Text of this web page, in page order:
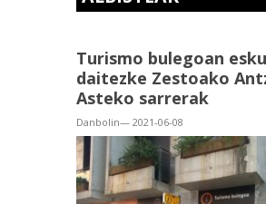
Turismo bulegoan
daitezke Zestoako
Asteko sarrerak
Danbolin— 2021-06-08